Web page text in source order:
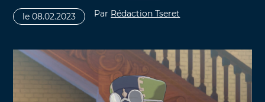
le 08.02.2023 Par Rédaction Tseret